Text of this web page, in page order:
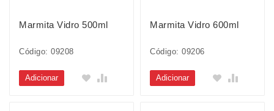
Marmita Vidro 500ml
Código: 09208
Adicionar
Marmita Vidro 600ml
Código: 09206
Adicionar